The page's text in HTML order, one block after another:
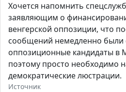
Хочется напомнить
заявляющим о
венгерской оппозиции, что
сообщений немедленно были
оппозиционные кандидаты в
поэтому просто необходимо
демократические люстрации.
Источник